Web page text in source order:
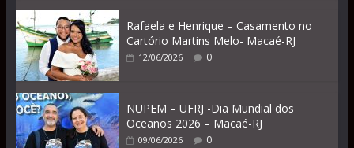
Rafaela e Henrique – Casamento no
Cartório Martins Melo- Macaé-RJ
12/06/2026 0
NUPEM – UFRJ -Dia Mundial dos
Oceanos 2026 – Macaé-RJ
09/06/2026 0